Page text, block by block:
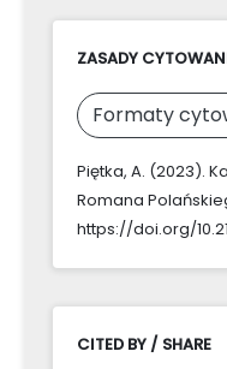
ZASADY
Formaty
Piętka, A. (2023).
Romana
https://doi.org/
CITED BY / SHARE